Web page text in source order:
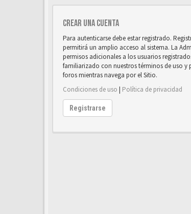
Crear una cuenta
Para autenticarse debe estar registrado.
permitirá un amplio acceso al sistema. La
permisos adicionales a los usuarios
familiarizado con nuestros términos de uso y
foros mientras navega por el Sitio.
Condiciones de uso | Política de privacidad
Registrarse